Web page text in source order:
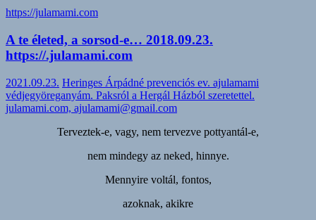
https://julamami.com
A te életed, a sorsod-e… 2018.09.23.
https://.julamami.com
2021.09.23. Heringes Árpádné prevenciós ev. ajulamami
védjegyöreganyám. Paksról a Hergál Házból szeretettel.
julamami.com, ajulamami@gmail.com
Terveztek-e, vagy, nem tervezve pottyantál-e,
nem mindegy az neked, hinnye.
Mennyire voltál, fontos,
azoknak, akikre